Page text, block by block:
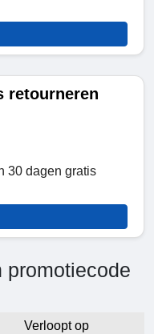
retourneren
30 dagen gratis
promotiecode
Verloopt op